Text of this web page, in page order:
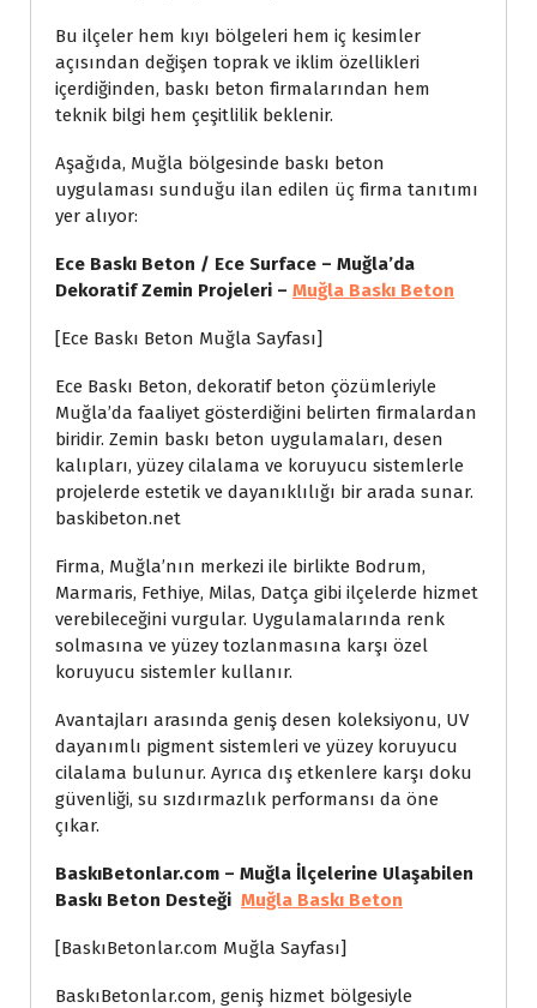
Bu ilçeler hem kıyı bölgeleri hem iç kesimler
açısından değişen toprak ve iklim özellikleri
içerdiğinden, baskı beton firmalarından hem
teknik bilgi hem çeşitlilik beklenir.
Aşağıda, Muğla bölgesinde baskı beton
uygulaması sunduğu ilan edilen üç firma tanıtımı
yer alıyor:
Ece Baskı Beton / Ece Surface – Muğla’da
Dekoratif Zemin Projeleri – Muğla Baskı Beton
[Ece Baskı Beton Muğla Sayfası]
Ece Baskı Beton, dekoratif beton çözümleriyle
Muğla’da faaliyet gösterdiğini belirten firmalardan
biridir. Zemin baskı beton uygulamaları, desen
kalıpları, yüzey cilalama ve koruyucu sistemlerle
projelerde estetik ve dayanıklılığı bir arada sunar.
baskibeton.net
Firma, Muğla’nın merkezi ile birlikte Bodrum,
Marmaris, Fethiye, Milas, Datça gibi ilçelerde hizmet
verebileceğini vurgular. Uygulamalarında renk
solmasına ve yüzey tozlanmasına karşı özel
koruyucu sistemler kullanır.
Avantajları arasında geniş desen koleksiyonu, UV
dayanımlı pigment sistemleri ve yüzey koruyucu
cilalama bulunur. Ayrıca dış etkenlere karşı doku
güvenliği, su sızdırmazlık performansı da öne
çıkar.
BaskıBetonlar.com – Muğla İlçelerine Ulaşabilen
Baskı Beton Desteği Muğla Baskı Beton
[BaskıBetonlar.com Muğla Sayfası]
BaskıBetonlar.com, geniş hizmet bölgesiyle